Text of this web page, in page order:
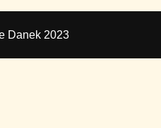
Danek 2023